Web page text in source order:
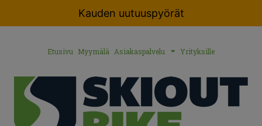
Kauden uutuuspyörät
Etusivu Myymälä Asiakaspalvelu Yrityksille